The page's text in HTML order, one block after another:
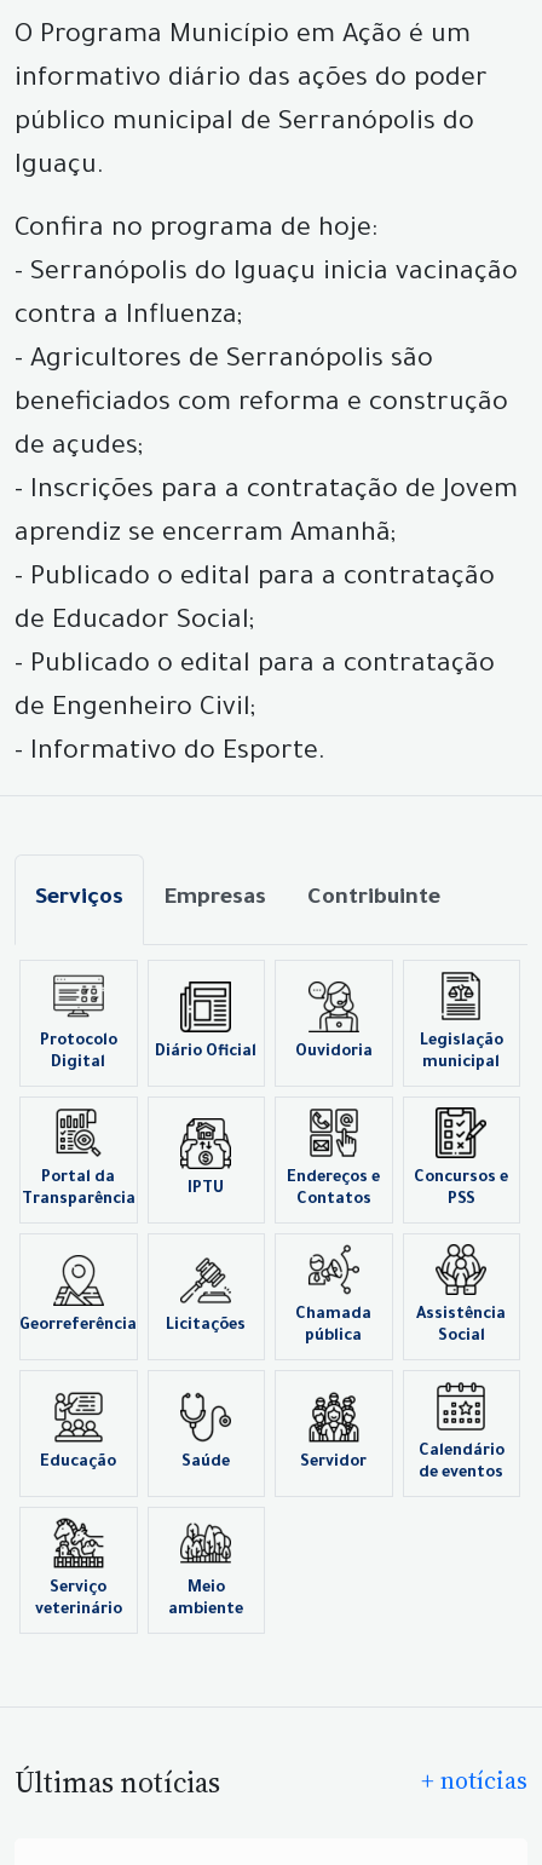
O Programa Município em Ação é um
informativo diário das ações do poder
público municipal de Serranópolis do
Iguaçu.
Confira no programa de hoje:
- Serranópolis do Iguaçu inicia vacinação
contra a Influenza;
- Agricultores de Serranópolis são
beneficiados com reforma e construção
de açudes;
- Inscrições para a contratação de Jovem
aprendiz se encerram Amanhã;
- Publicado o edital para a contratação
de Educador Social;
- Publicado o edital para a contratação
de Engenheiro Civil;
- Informativo do Esporte.
Serviços Empresas Contribuinte
Protocolo
Digital
Diário Oficial Ouvidoria
Legislação
municipal
Portal da
Transparência
IPTU
Endereços e
Contatos
Concursos e
PSS
Georreferência Licitações
Chamada
pública
Assistência
Social
Educação Saúde Servidor
Calendário
de eventos
Serviço
veterinário
Meio
ambiente
Últimas notícias + notícias